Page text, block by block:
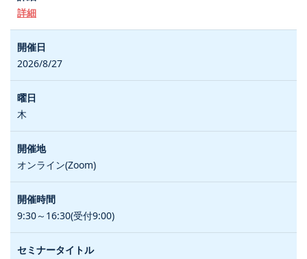
詳細
2026/8/27
木
オンライン(Zoom)
9:30～16:30(受付9:00)